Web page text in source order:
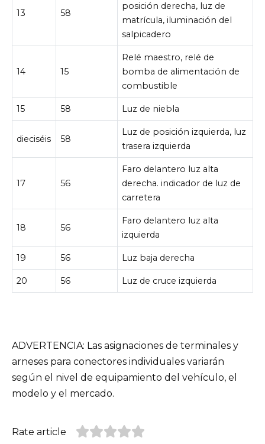
13 58
posición derecha, luz de
matrícula, iluminación del
salpicadero
14 15
Relé maestro, relé de
bomba de alimentación de
combustible
15 58 Luz de niebla
dieciséis 58
Luz de posición izquierda, luz
trasera izquierda
17 56
Faro delantero luz alta
derecha. indicador de luz de
carretera
18 56
Faro delantero luz alta
izquierda
19 56 Luz baja derecha
20 56 Luz de cruce izquierda
ADVERTENCIA: Las asignaciones de terminales y
arneses para conectores individuales variarán
según el nivel de equipamiento del vehículo, el
modelo y el mercado.
Rate article